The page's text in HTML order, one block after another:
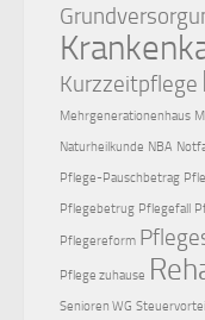
Kurzzeitpflege
Mehrgenerationenhaus
Naturheilkunde NBA
Pflege-Pauschbetrag
Pflegebetrug Pflegefall
Pflegereform
Pflege zuhause
Senioren WG Steuervorteil